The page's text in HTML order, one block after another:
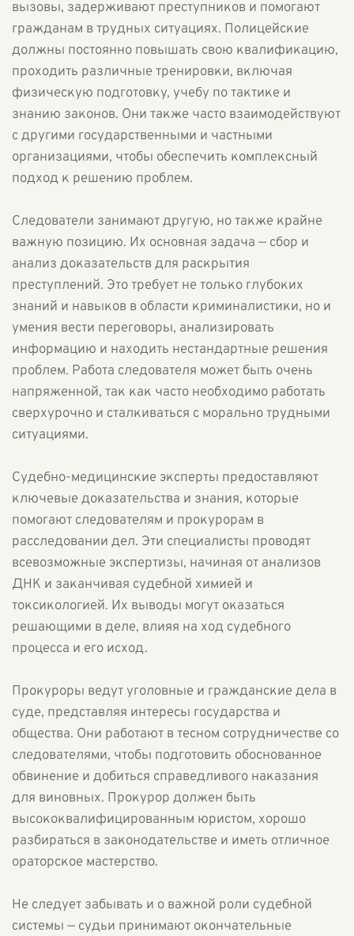
вызовы, задерживают преступников и помогают
гражданам в трудных ситуациях. Полицейские
должны постоянно повышать свою квалификацию,
проходить различные тренировки, включая
физическую подготовку, учебу по тактике и
знанию законов. Они также часто взаимодействуют
с другими государственными и частными
организациями, чтобы обеспечить комплексный
подход к решению проблем.
Следователи занимают другую, но также крайне
важную позицию. Их основная задача — сбор и
анализ доказательств для раскрытия
преступлений. Это требует не только глубоких
знаний и навыков в области криминалистики, но и
умения вести переговоры, анализировать
информацию и находить нестандартные решения
проблем. Работа следователя может быть очень
напряженной, так как часто необходимо работать
сверхурочно и сталкиваться с морально трудными
ситуациями.
Судебно-медицинские эксперты предоставляют
ключевые доказательства и знания, которые
помогают следователям и прокурорам в
расследовании дел. Эти специалисты проводят
всевозможные экспертизы, начиная от анализов
ДНК и заканчивая судебной химией и
токсикологией. Их выводы могут оказаться
решающими в деле, влияя на ход судебного
процесса и его исход.
Прокуроры ведут уголовные и гражданские дела в
суде, представляя интересы государства и
общества. Они работают в тесном сотрудничестве со
следователями, чтобы подготовить обоснованное
обвинение и добиться справедливого наказания
для виновных. Прокурор должен быть
высококвалифицированным юристом, хорошо
разбираться в законодательстве и иметь отличное
ораторское мастерство.
Не следует забывать и о важной роли судебной
системы — судьи принимают окончательные